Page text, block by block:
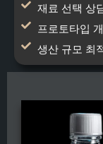
재료 선택 상
프로토타입
생산 규모 최